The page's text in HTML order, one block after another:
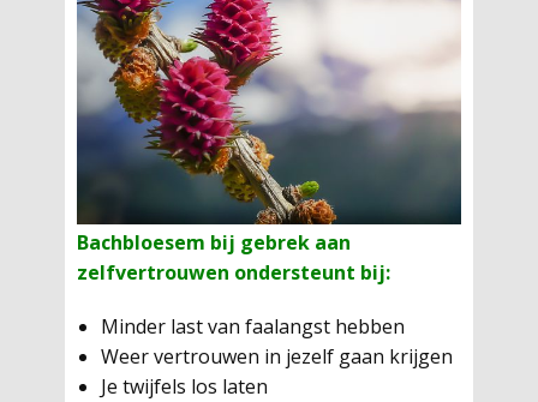
Bachbloesem bij gebrek aan
zelfvertrouwen ondersteunt bij:
Minder last van faalangst hebben
Weer vertrouwen in jezelf gaan krijgen
Je twijfels los laten